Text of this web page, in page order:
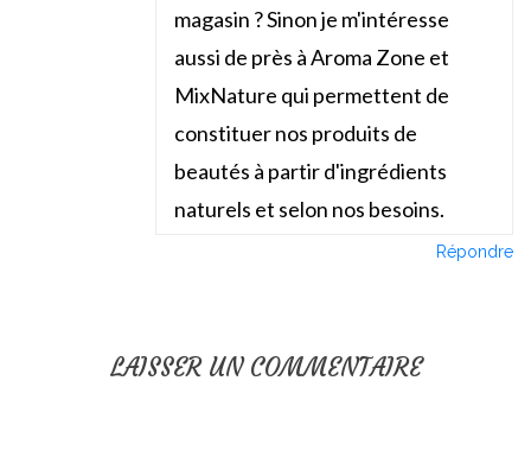
magasin ? Sinon je m'intéresse
aussi de près à Aroma Zone et
MixNature qui permettent de
constituer nos produits de
beautés à partir d'ingrédients
naturels et selon nos besoins.
Répondre
LAISSER UN COMMENTAIRE